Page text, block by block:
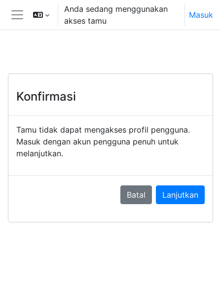
Lewati ke konten utama
Panel samping
Anda sedang menggunakan
akses tamu
Masuk
Konfirmasi
Tamu tidak dapat mengakses profil pengguna.
Masuk dengan akun pengguna penuh untuk
melanjutkan.
Batal Lanjutkan